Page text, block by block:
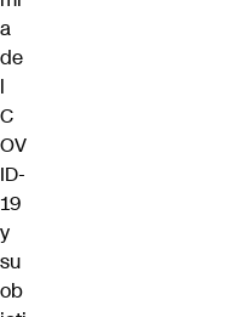
a
de
l
C
OV
ID-
19
y
su
ob